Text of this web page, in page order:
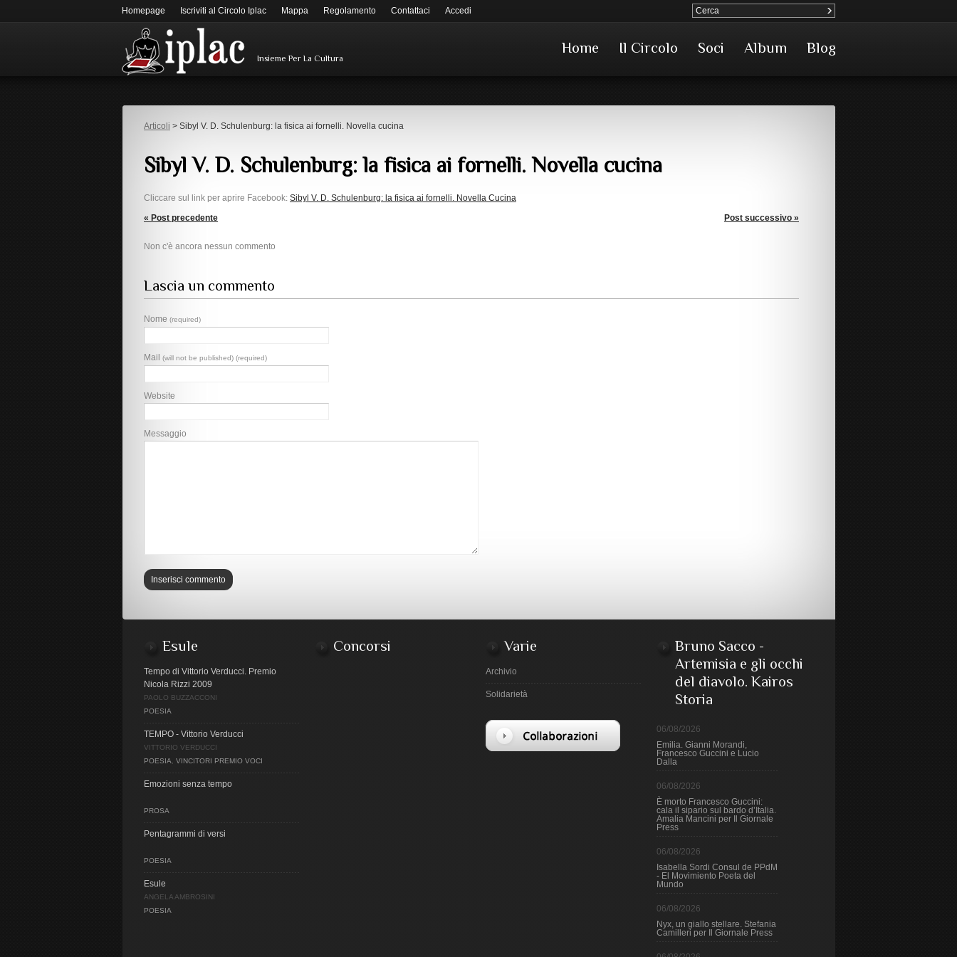
Homepage Iscriviti al Circolo Iplac Mappa Regolamento Contattaci Accedi
Insieme Per La Cultura
Home Il Circolo Soci Album Blog
Articoli > Sibyl V. D. Schulenburg: la fisica ai fornelli. Novella cucina
Sibyl V. D. Schulenburg: la fisica ai fornelli. Novella cucina
Cliccare sul link per aprire Facebook: Sibyl V. D. Schulenburg: la fisica ai fornelli. Novella Cucina
« Post precedente
Post successivo »
Non c'è ancora nessun commento
Lascia un commento
Nome (required)
Mail (will not be published) (required)
Website
Messaggio
Esule
Tempo di Vittorio Verducci. Premio
Nicola Rizzi 2009
PAOLO BUZZACCONI
POESIA
TEMPO - Vittorio Verducci
VITTORIO VERDUCCI
POESIA
VINCITORI PREMIO VOCI
Emozioni senza tempo
PROSA
Pentagrammi di versi
POESIA
Esule
ANGELA AMBROSINI
POESIA
Concorsi Varie
Archivio
Solidarietà
Bruno Sacco -
Artemisia e gli occhi
del diavolo. Kairos
Storia
06/08/2026
Emilia. Gianni Morandi,
Francesco Guccini e Lucio
Dalla
06/08/2026
È morto Francesco Guccini:
cala il sipario sul bardo d’Italia.
Amalia Mancini per Il Giornale
Press
06/08/2026
Isabella Sordi Consul de PPdM
- El Movimiento Poeta del
Mundo
06/08/2026
Nyx, un giallo stellare. Stefania
Camilleri per Il Giornale Press